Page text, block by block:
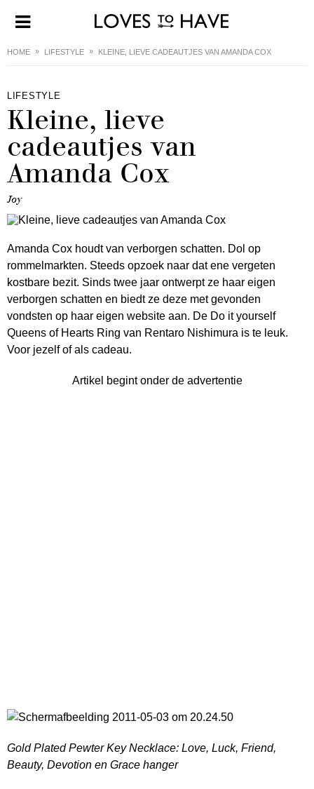
HOME LIFESTYLE KLEINE, LIEVE CADEAUTJES VAN AMANDA COX
LIFESTYLE
Kleine, lieve
cadeautjes van
Amanda Cox
Joy
Amanda Cox houdt van verborgen schatten. Dol op
rommelmarkten. Steeds opzoek naar dat ene vergeten
kostbare bezit. Sinds twee jaar ontwerpt ze haar eigen
verborgen schatten en biedt ze deze met gevonden
vondsten op haar eigen website aan. De Do it yourself
Queens of Hearts Ring van Rentaro Nishimura is te leuk.
Voor jezelf of als cadeau.
Artikel begint onder de advertentie
Gold Plated Pewter Key Necklace: Love, Luck, Friend,
Beauty, Devotion en Grace hanger